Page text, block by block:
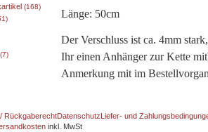
(168)
(7)
Länge: 50cm
Der Verschluss ist ca. 4mm
Ihr einen Anhänger zur Kette
Anmerkung mit im
RückgaberechtDatenschutz Liefer- und
inkl. MwSt